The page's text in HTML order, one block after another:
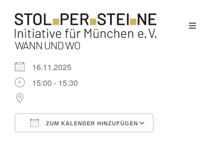
Inhalt
springen
Toggle
Stolpersteine
München
News
WANN UND WO
16.11.2025
15:00 - 15:30
ZUM KALENDER HINZUFÜGEN